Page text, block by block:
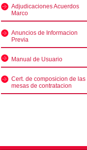
Adjudicaciones Acuerdos
Marco
Anuncios de Informacion
Previa
Manual de Usuario
Cert. de composicion de las
mesas de contratacion